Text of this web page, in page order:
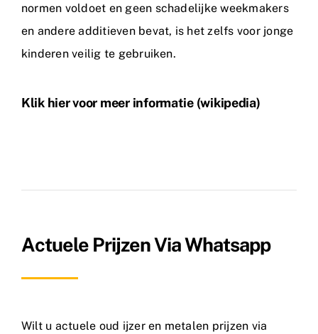
normen voldoet en geen schadelijke weekmakers
en andere additieven bevat, is het zelfs voor jonge
kinderen veilig te gebruiken.
Klik hier voor meer informatie (wikipedia)
Actuele Prijzen Via Whatsapp
Wilt u actuele oud ijzer en metalen prijzen via